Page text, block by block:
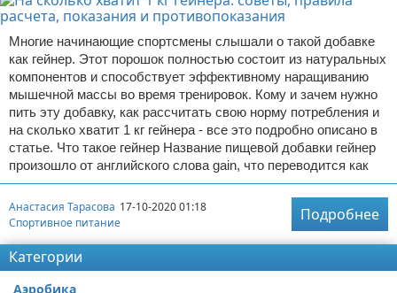
Многие начинающие спортсмены слышали о такой добавке
как гейнер. Этот порошок полностью состоит из натуральных
компонентов и способствует эффективному наращиванию
мышечной массы во время тренировок. Кому и зачем нужно
пить эту добавку, как рассчитать свою норму потребления и
на сколько хватит 1 кг гейнера - все это подробно описано в
статье. Что такое гейнер Название пищевой добавки гейнер
произошло от английского слова gain, что переводится как
Анастасия Тарасова 17-10-2020 01:18
Спортивное питание
Подробнее
Категории
Аэробика